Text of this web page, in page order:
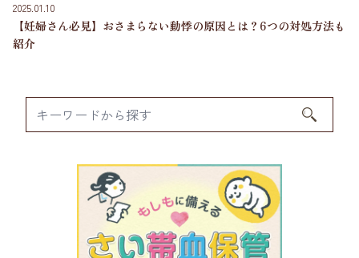
2025.01.10
【妊婦さん必見】おさまらない動悸の原因とは？6つの対処方法も
紹介